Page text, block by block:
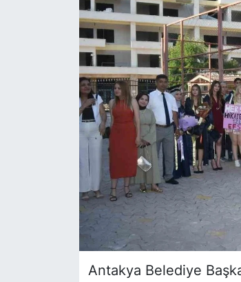
Antakya Belediye
Siyaset
YEREL HABER
Haberde insan
Tanıtım